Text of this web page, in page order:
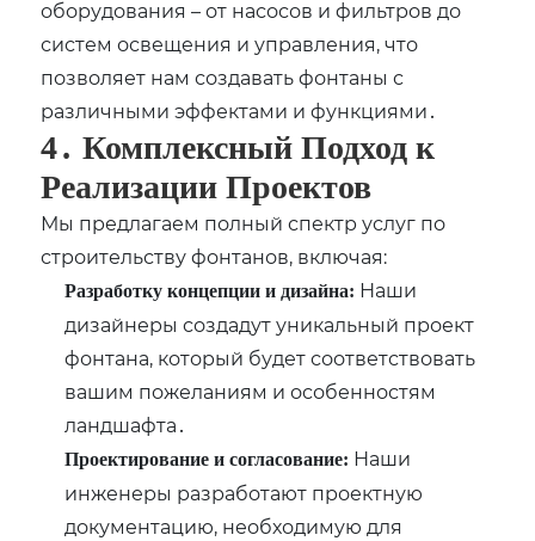
оборудования – от насосов и фильтров до
систем освещения и управления, что
позволяет нам создавать фонтаны с
различными эффектами и функциями․
4․ Комплексный Подход к
Реализации Проектов
Мы предлагаем полный спектр услуг по
строительству фонтанов, включая:
Разработку концепции и дизайна: Наши
дизайнеры создадут уникальный проект
фонтана, который будет соответствовать
вашим пожеланиям и особенностям
ландшафта․
Проектирование и согласование: Наши
инженеры разработают проектную
документацию, необходимую для